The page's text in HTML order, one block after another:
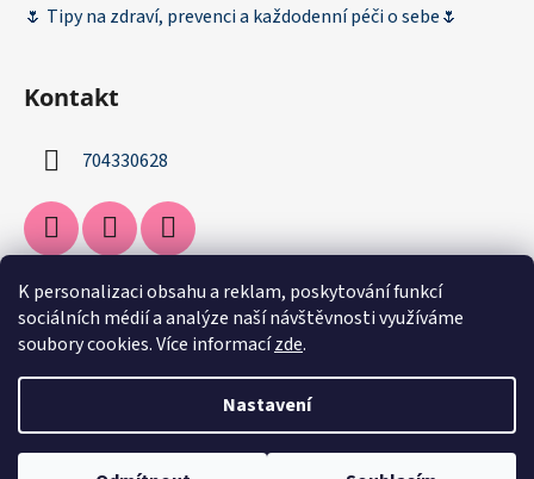
K personalizaci obsahu a reklam, poskytování funkcí
sociálních médií a analýze naší návštěvnosti využíváme
soubory cookies. Více informacízde.
Nastavení
🌷 Tipy na zdraví, prevenci a každodenní péči o sebe🌷
Kontakt
704330628
Facebook
Vytvořil Shoptet